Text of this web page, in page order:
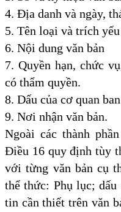
4. Địa danh và ngày,
5. Tên loại và trích
6. Nội dung văn bản
7. Quyền hạn, chức
có thẩm quyền.
8. Dấu của cơ quan
9. Nơi nhận văn bản.
Ngoài các thành
Điều 16 quy định tùy
với từng văn bản cụ
thể thức: Phụ lục;
tin cần thiết trên văn